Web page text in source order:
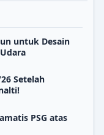
untuk Desain
Setelah
PSG atas